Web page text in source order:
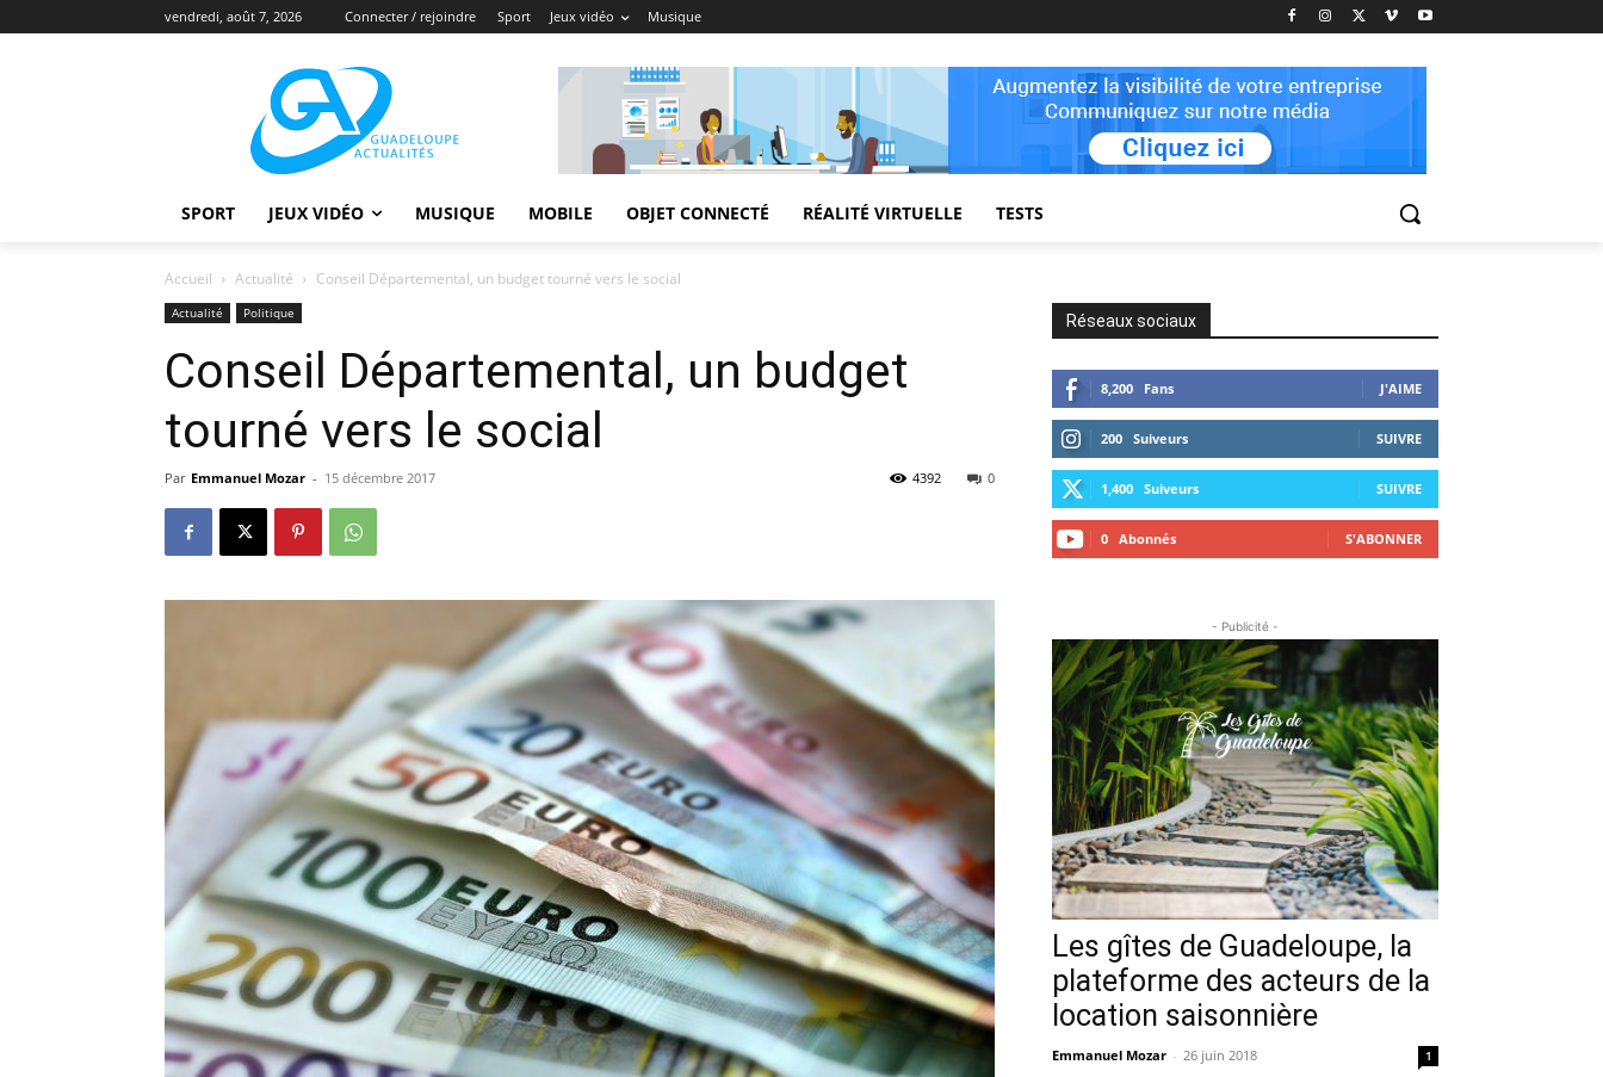
vendredi, août 7, 2026 Connecter / rejoindre Sport Jeux vidéo Musique
SPORT JEUX VIDÉO MUSIQUE MOBILE OBJET CONNECTÉ RÉALITÉ VIRTUELLE TESTS
Accueil Actualité Conseil Départemental, un budget tourné vers le social
Actualité Politique
Conseil Départemental, un budget
tourné vers le social
Par Emmanuel Mozar - 15 décembre 2017 0
4392
Réseaux sociaux
8,200 Fans J'AIME
200 Suiveurs SUIVRE
1,400 Suiveurs SUIVRE
0 Abonnés S'ABONNER
- Publicité -
Les gîtes de Guadeloupe, la
plateforme des acteurs de la
location saisonnière
Emmanuel Mozar - 26 juin 2018 1